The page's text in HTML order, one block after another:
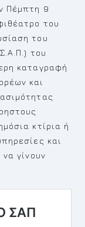
Πέμπτη 9
του
του
του
καταγραφή
και
κτίρια ή
και
γίνουν